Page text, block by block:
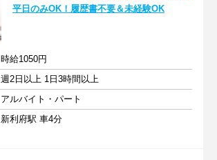
平日のみOK！履歴書不要＆未経験OK
時給1050円
週2日以上 1日3時間以上
アルバイト・パート
新利府駅 車4分